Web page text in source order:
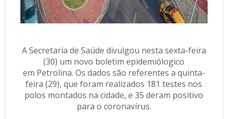
A Secretaria de Saúde divulgou nesta sexta-feira
(30) um novo boletim epidemiólogico
em Petrolina. Os dados são referentes a quinta-
feira (29), que foram realizados 181 testes nos
polos montados na cidade, e 35 deram positivo
para o coronavírus.